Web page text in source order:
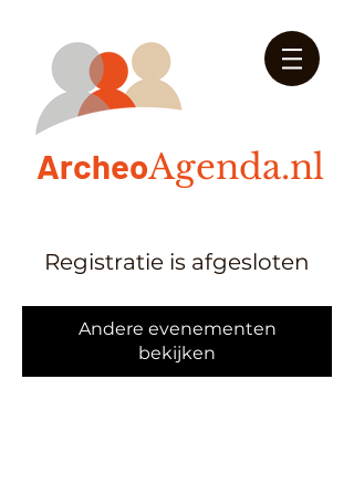
ArcheoAgenda.nl
Registratie is afgesloten
Andere evenementen
bekijken